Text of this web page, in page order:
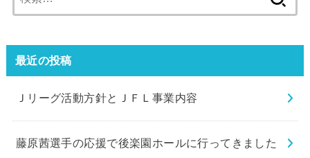
索:
最近の投稿
Ｊリーグ活動方針とＪＦＬ事業内容
藤原茜選手の応援で後楽園ホールに行ってきました